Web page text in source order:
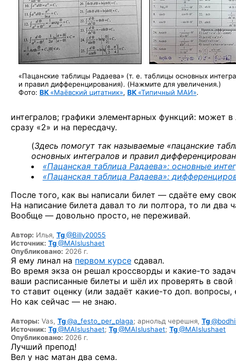
«Пацанские таблицы Радаева» (т. е. таблицы основных
и правил дифференцирования). (Нажмите для увеличения.)
Фото: ВК «Маёвский цитатник», ВК «Типичный МАИ».
интегралов; графики элементарных функций: может
сразу «2» и на пересдачу.
(Здесь помогут так называемые «пацанские
основных интегралов и правил
«Пацанская таблица Радаева»: основные
«Пацанская таблица Радаева»:
После того, как вы написали билет — сдаёте ему
На написание билета давал то ли полтора, то ли два
Вообще — довольно просто, не переживай.
Автор: Илья, Tg@Billy20055
Источник: Tg@MAIslushaet
Опубликовано: 2026 г.
Я ему линал на первом курсе сдавал.
Во время экза он решал кроссворды и какие-то
ваши расписанные билеты и шёл их проверять в
то ставит оценку (или задаёт какие-то доп. вопросы,
Но как сейчас — не знаю.
Авторы: Vas, Tg@a_festo_per_plaga; арнольд черешня, Tg
Источник: Tg@MAIslushaet; Tg@MAIslushaet; Tg@MAIslushaet
Опубликовано: 2026 г.
Лучший препод!
Вел у нас матан два сема.